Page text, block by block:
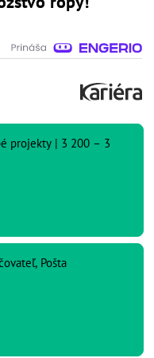
projekty | 3 200 – 3
Pošta